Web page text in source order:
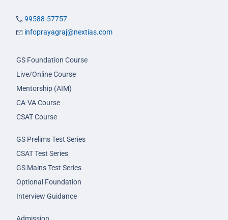
99588-57757
infoprayagraj@nextias.com
GS Foundation Course
Live/Online Course
Mentorship (AIM)
CA-VA Course
CSAT Course
GS Prelims Test Series
CSAT Test Series
GS Mains Test Series
Optional Foundation
Interview Guidance